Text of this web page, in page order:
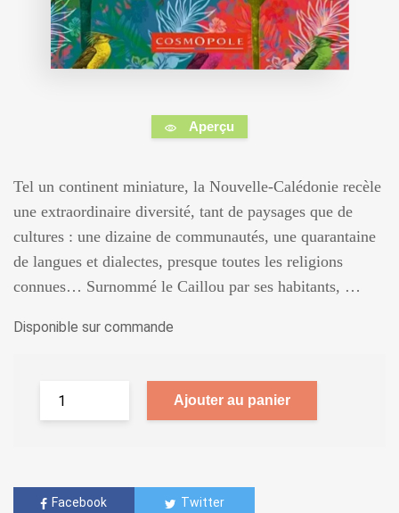
Aperçu
Tel un continent miniature, la Nouvelle-Calédonie recèle
une extraordinaire diversité, tant de paysages que de
cultures : une dizaine de communautés, une quarantaine
de langues et dialectes, presque toutes les religions
connues… Surnommé le Caillou par ses habitants, …
Disponible sur commande
Ajouter au panier
Facebook Twitter